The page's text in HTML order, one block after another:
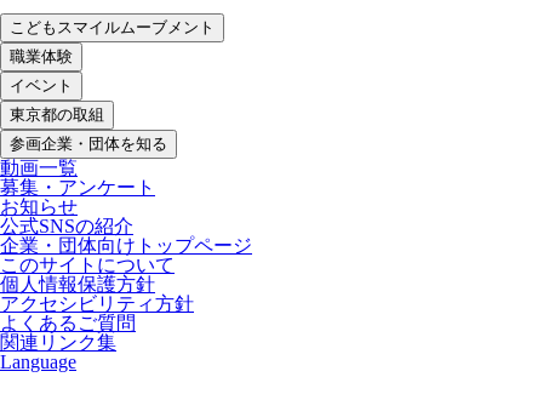
こどもスマイルムーブメント
職業体験
イベント
東京都の取組
参画企業・団体を知る
動画一覧
募集・アンケート
お知らせ
公式SNSの紹介
企業・団体向けトップページ
このサイトについて
個人情報保護方針
アクセシビリティ方針
よくあるご質問
関連リンク集
Language